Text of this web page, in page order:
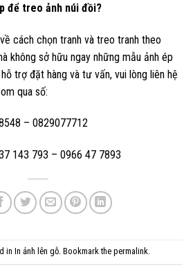
để treo ảnh núi đồi?
cách chọn tranh và treo tranh theo
không sở hữu ngay những mẫu ảnh ép
trợ đặt hàng và tư vấn, vui lòng liên hệ
qua số:
– 0829077712
143 793 – 0966 47 7893
in In ảnh lên gỗ. Bookmark the permalink.